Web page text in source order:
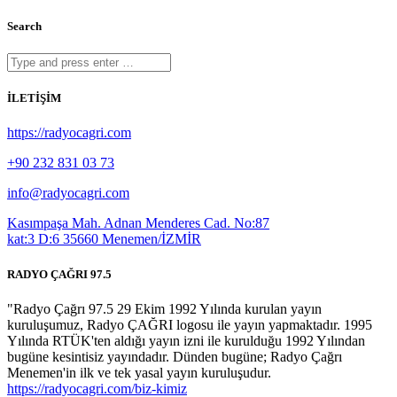
Search
İLETİŞİM
https://radyocagri.com
+90 232 831 03 73
info@radyocagri.com
Kasımpaşa Mah. Adnan Menderes Cad. No:87
kat:3 D:6 35660 Menemen/İZMİR
RADYO ÇAĞRI 97.5
"Radyo Çağrı 97.5 29 Ekim 1992 Yılında kurulan yayın
kuruluşumuz, Radyo ÇAĞRI logosu ile yayın yapmaktadır. 1995
Yılında RTÜK'ten aldığı yayın izni ile kurulduğu 1992 Yılından
bugüne kesintisiz yayındadır. Dünden bugüne; Radyo Çağrı
Menemen'in ilk ve tek yasal yayın kuruluşudur.
https://radyocagri.com/biz-kimiz